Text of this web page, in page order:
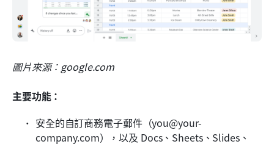
圖片來源：google.com
主要功能：
安全的自訂商務電子郵件（you@your-
company.com），以及 Docs、Sheets、Slides、